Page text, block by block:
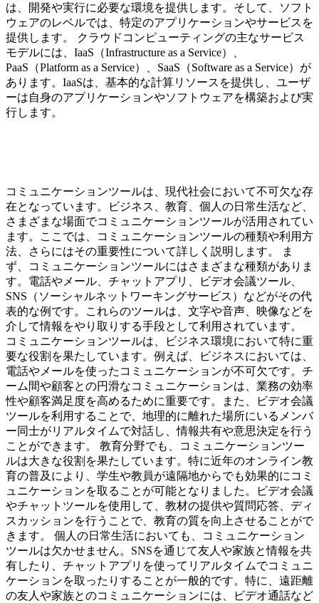
は、開発や実行に必要な環境を提供します。そして、ソフト
ウェアのレベルでは、特定のアプリケーションやサービスを
提供します。 クラウドコンピューティングの主なサービス
モデルには、IaaS（Infrastructure as a Service）、
PaaS（Platform as a Service）、SaaS（Software as a Service）が
あります。IaaSは、基本的な計算リソースを提供し、ユーザ
ーは自身のアプリケーションやソフトウェアを構築および実
行します。
コミュニケーションツールは、現代社会において不可欠な存
在となっています。ビジネス、教育、個人の日常生活など、
さまざまな場面でコミュニケーションツールが活用されてい
ます。ここでは、コミュニケーションツールの種類や利用方
法、さらにはその重要性について詳しく説明します。 ま
ず、コミュニケーションツールにはさまざまな種類がありま
す。電話やメール、チャットアプリ、ビデオ会議ツール、
SNS（ソーシャルネットワーキングサービス）などがその代
表的な例です。これらのツールは、文字や音声、映像などを
介して情報をやり取りする手段として利用されています。
コミュニケーションツールは、ビジネス環境において特に重
要な役割を果たしています。例えば、ビジネスにおいては、
電話やメールを使ったコミュニケーションが不可欠です。チ
ーム間や顧客との円滑なコミュニケーションは、業務の効率
性や顧客満足度を高めるために重要です。また、ビデオ会議
ツールを利用することで、地理的に離れた場所にいるメンバ
ー同士がリアルタイムで対話し、情報共有や意思決定を行う
ことができます。 教育分野でも、コミュニケーションツー
ルは大きな役割を果たしています。特に近年のオンライン教
育の普及により、学生や教員が遠隔地からでも効果的にコミ
ュニケーションを取ることが可能となりました。ビデオ会議
やチャットツールを使用して、教材の提供や質問応答、ディ
スカッションを行うことで、教育の質を向上させることがで
きます。 個人の日常生活においても、コミュニケーション
ツールは欠かせません。SNSを通じて友人や家族と情報を共
有したり、チャットアプリを使ってリアルタイムでコミュニ
ケーションを取ったりすることが一般的です。特に、遠距離
の友人や家族とのコミュニケーションには、ビデオ通話など